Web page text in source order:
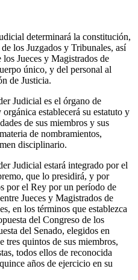
determinará la constitución,
los Juzgados y Tribunales, así
Jueces y Magistrados de
único, y del personal al
de Justicia.
Judicial es el órgano de
establecerá su estatuto y
de sus miembros y sus
de nombramientos,
disciplinario.
Judicial estará integrado por el
que lo presidirá, y por
por el Rey por un período de
Jueces y Magistrados de
en los términos que establezca
del Congreso de los
del Senado, elegidos en
tres quintos de sus miembros,
todos ellos de reconocida
años de ejercicio en su